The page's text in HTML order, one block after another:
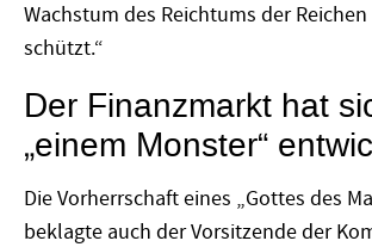
Wachstum des Reichtums der
schützt.“
Der Finanzmarkt hat
„einem Monster“
Die Vorherrschaft eines „Gottes des
beklagte auch der Vorsitzende der